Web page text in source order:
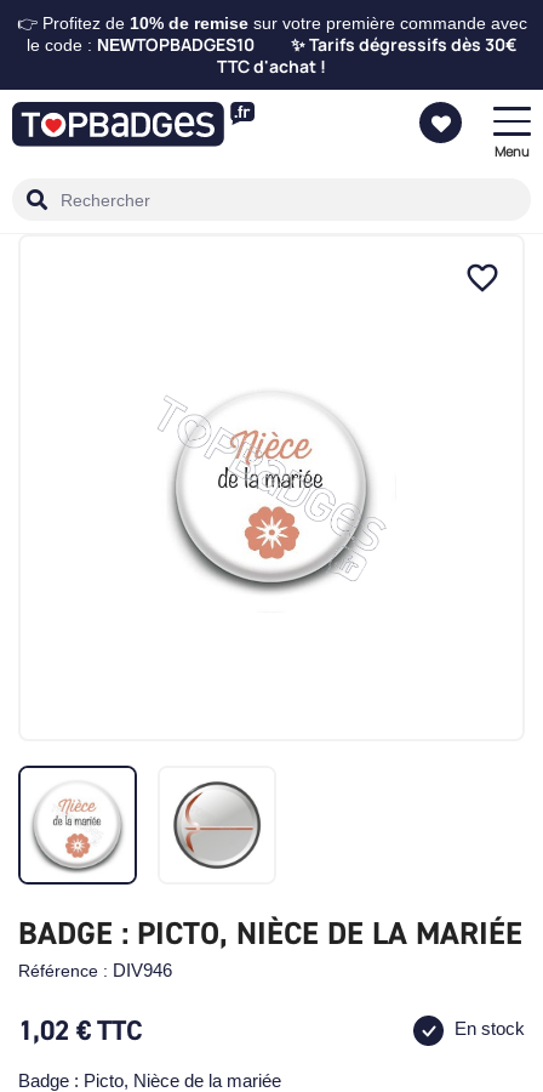
👉 Profitez de 10% de remisesur votre première commande avec
le code : NEWTOPBADGES10 ✨ Tarifs dégressifs dès 30€
TTC d'achat !
Menu
favorite_border
BADGE : PICTO, NIÈCE DE LA MARIÉE
Référence : DIV946
1,02 €TTC En stock
Badge : Picto, Nièce de la mariée